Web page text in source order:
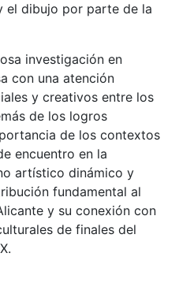
el dibujo por parte de la
investigación en
con una atención
y creativos entre los
de los logros
de los contextos
encuentro en la
artístico dinámico y
fundamental al
y su conexión con
de finales del